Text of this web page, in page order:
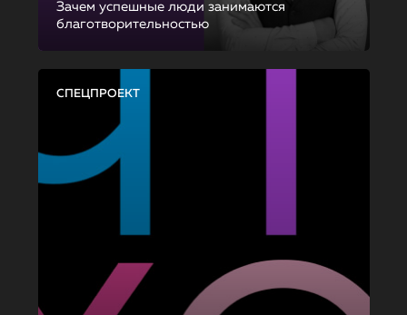
Зачем успешные люди занимаются
благотворительностью
СПЕЦПРОЕКТ